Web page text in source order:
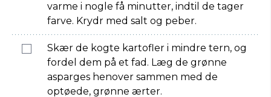
varme i nogle få minutter, indtil de tager
farve. Krydr med salt og peber.
Skær de kogte kartofler i mindre tern, og
fordel dem på et fad. Læg de grønne
asparges henover sammen med de
optøede, grønne ærter.